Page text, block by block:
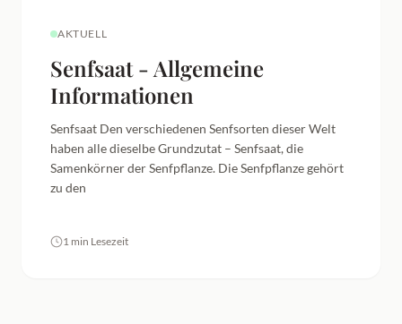
AKTUELL
Senfsaat - Allgemeine
Informationen
Senfsaat Den verschiedenen Senfsorten dieser Welt
haben alle dieselbe Grundzutat – Senfsaat, die
Samenkörner der Senfpflanze. Die Senfpflanze gehört
zu den
1 min Lesezeit